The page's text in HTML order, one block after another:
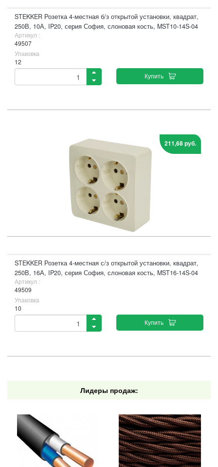
STEKKER Розетка 4-местная б/з открытой установки, квадрат,
250В, 10А, IP20, серия София, слоновая кость, MST10-14S-04
Артикул :
49507
Упаковка
12
Купить
211,68 руб.
STEKKER Розетка 4-местная с/з открытой установки, квадрат,
250В, 16А, IP20, серия София, слоновая кость, MST16-14S-04
Артикул :
49509
Упаковка
10
Купить
Лидеры продаж: